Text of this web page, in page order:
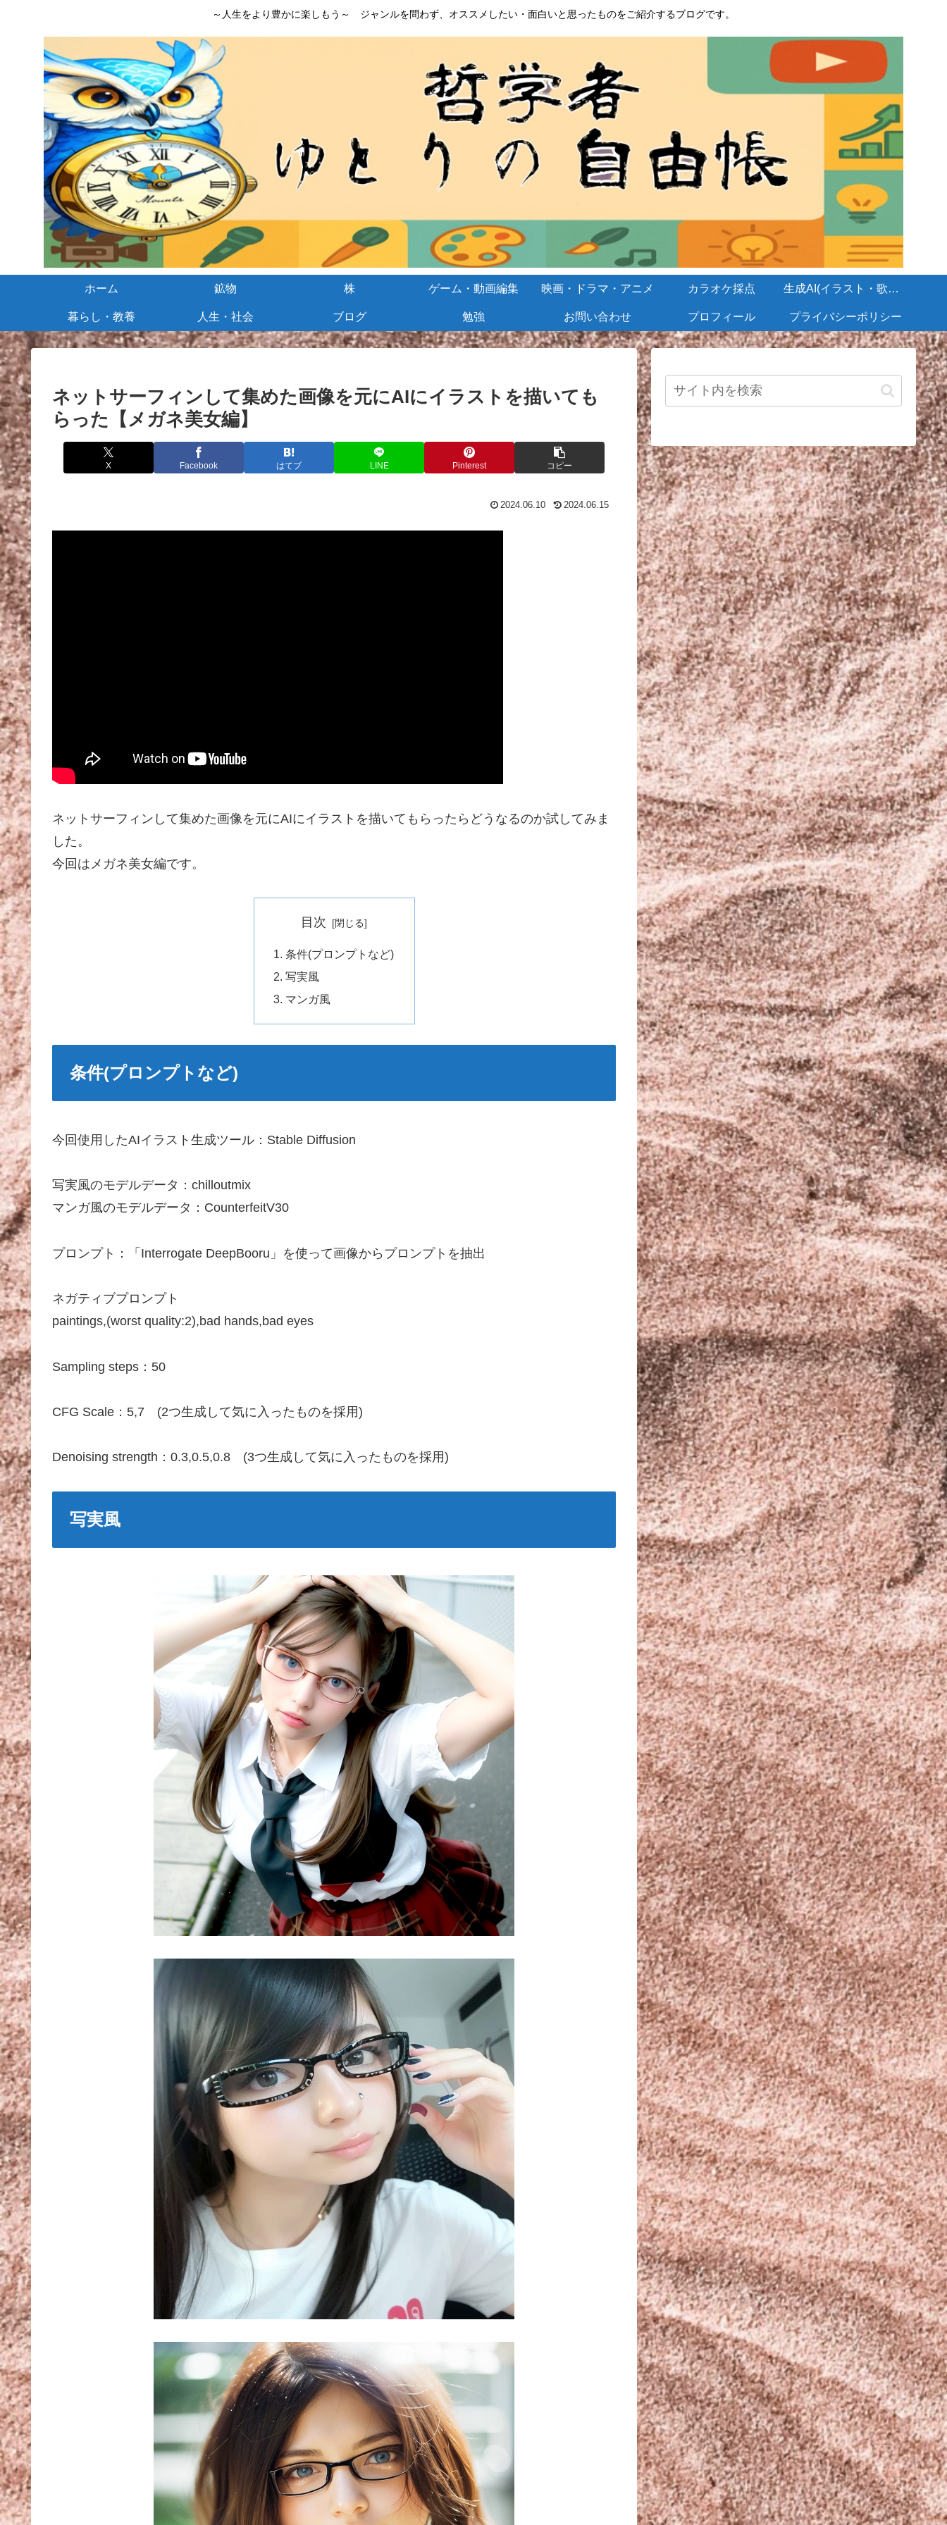
～人生をより豊かに楽しもう～ ジャンルを問わず、オススメしたい・面白いと思ったものをご紹介するブログです。
ホーム 鉱物 株 ゲーム・動画編集 映画・ドラマ・アニメ カラオケ採点 生成AI(イラスト・歌・BGM)
暮らし・教養 人生・社会 ブログ 勉強 お問い合わせ プロフィール プライバシーポリシー
ネットサーフィンして集めた画像を元にAIにイラストを描いても
らった【メガネ美女編】
X Facebook はてブ LINE Pinterest コピー
2024.06.10 2024.06.15
ネットサーフィンして集めた画像を元にAIにイラストを描いてもらったらどうなるのか試してみま
した。
今回はメガネ美女編です。
目次
条件(プロンプトなど)
写実風
マンガ風
条件(プロンプトなど)
今回使用したAIイラスト生成ツール：Stable Diffusion
写実風のモデルデータ：chilloutmix
マンガ風のモデルデータ：CounterfeitV30
プロンプト：「Interrogate DeepBooru」を使って画像からプロンプトを抽出
ネガティブプロンプト
paintings,(worst quality:2),bad hands,bad eyes
Sampling steps：50
CFG Scale：5,7 (2つ生成して気に入ったものを採用)
Denoising strength：0.3,0.5,0.8 (3つ生成して気に入ったものを採用)
写実風